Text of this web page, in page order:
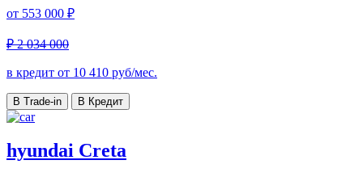
от 553 000 ₽
₽ 2 034 000
в кредит от 10 410 руб/мес.
В Trade-in В Кредит
hyundai Creta